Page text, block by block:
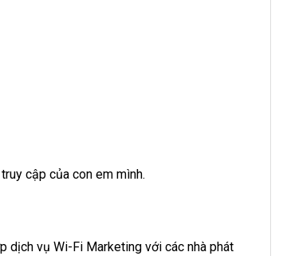
cập của con em mình.
dịch vụ Wi-Fi Marketing với các nhà phát